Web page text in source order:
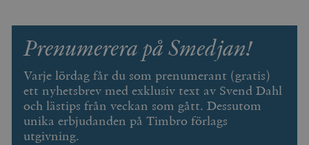
Prenumerera på Smedjan!
Varje lördag får du som prenumerant (gratis)
ett nyhetsbrev med exklusiv text av Svend Dahl
och lästips från veckan som gått. Dessutom
unika erbjudanden på Timbro förlags
utgivning.